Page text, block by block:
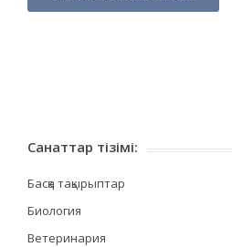
Санаттар тізімі:
Басқа тақырыптар
Биология
Ветеринария